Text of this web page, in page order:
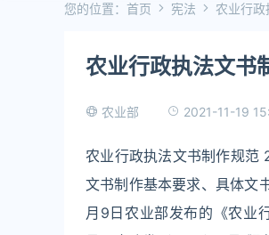
您的位置： 首页 宪法 农业行
农业行政执法文书
农业部 2021-11-19
农业行政执法文书制作规范
文书制作基本要求、具体文
月9日农业部发布的《农业